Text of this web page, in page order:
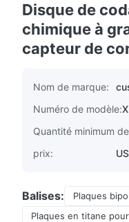
Disque de
chimique à
capteur de
Nom de marque:
Numéro de modèle:
Quantité minimum
prix:
Balises:
Plaques
Plaques en titane